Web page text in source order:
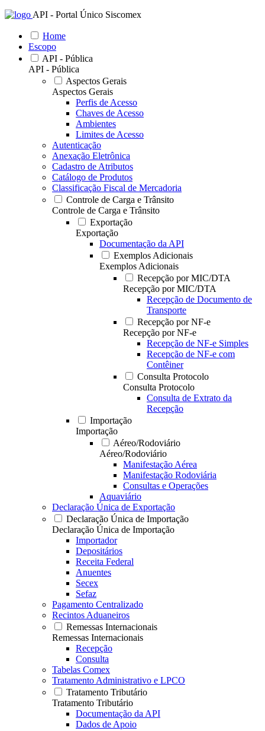
API - Portal Único Siscomex
Home
Escopo
API - Pública
API - Pública
Aspectos Gerais
Aspectos Gerais
Perfis de Acesso
Chaves de Acesso
Ambientes
Limites de Acesso
Autenticação
Anexação Eletrônica
Cadastro de Atributos
Catálogo de Produtos
Classificação Fiscal de Mercadoria
Controle de Carga e Trânsito
Controle de Carga e Trânsito
Exportação
Exportação
Documentação da API
Exemplos Adicionais
Exemplos Adicionais
Recepção por MIC/DTA
Recepção por MIC/DTA
Recepção de Documento de
Transporte
Recepção por NF-e
Recepção por NF-e
Recepção de NF-e Simples
Recepção de NF-e com
Contêiner
Consulta Protocolo
Consulta Protocolo
Consulta de Extrato da
Recepção
Importação
Importação
Aéreo/Rodoviário
Aéreo/Rodoviário
Manifestação Aérea
Manifestação Rodoviária
Consultas e Operações
Aquaviário
Declaração Única de Exportação
Declaração Única de Importação
Declaração Única de Importação
Importador
Depositários
Receita Federal
Anuentes
Secex
Sefaz
Pagamento Centralizado
Recintos Aduaneiros
Remessas Internacionais
Remessas Internacionais
Recepção
Consulta
Tabelas Comex
Tratamento Administrativo e LPCO
Tratamento Tributário
Tratamento Tributário
Documentação da API
Dados de Apoio